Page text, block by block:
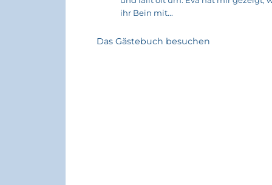
ihr Bein mit...
Das Gästebuch besuchen